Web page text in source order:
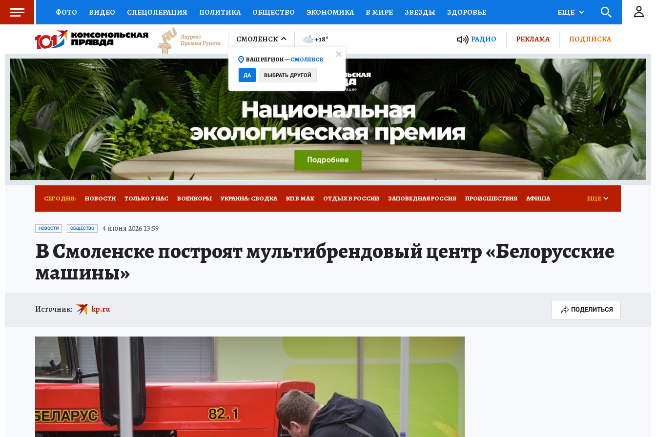
ФОТО ВИДЕО СПЕЦОПЕРАЦИЯ ПОЛИТИКА ОБЩЕСТВО ЭКОНОМИКА В МИРЕ ЗВЕЗДЫ ЗДОРОВЬЕ
СОЦПОДДЕРЖКА НАУКА СПОРТ КОЛУМНИСТЫ ПРОИСШЕСТВИЯ НАЦИОНАЛЬНЫЕ ПРОЕКТЫ РОССИИ
ВЫБОР ЭКСПЕРТОВ ДОКТОР ФИНАНСЫ ОТКРЫВАЕМ МИР Я ЗНАЮ СЕМЬЯ ЖЕНСКИЕ СЕКРЕТЫ ПУТЕВОДИТЕЛЬ
КНИЖНАЯ ПОЛКА ПРОГНОЗЫ НА СПОРТ ПРОМОКОДЫ СЕРИАЛЫ СПЕЦПРОЕКТЫ ДЕФИЦИТ ЖЕЛЕЗА ТУРИЗМ
ПРЕСС-ЦЕНТР НЕДВИЖИМОСТЬ ТЕЛЕВИЗОР КОЛЛЕКЦИИ КОНКУРСЫ РАБОТА У НАС ГИД ПОТРЕБИТЕЛЯ ВСЕ О КП
РАДИО КП РЕКЛАМА ТЕСТЫ НОВОЕ НА САЙТЕ
ЕЩЕ
СМОЛЕНСК
ВАШ РЕГИОН —СМОЛЕНСК
ДА ВЫБРАТЬ ДРУГОЙ
+18° РАДИО РЕКЛАМА ПОДПИСКА
СЕГОДНЯ: НОВОСТИ ТОЛЬКО У НАС ВОЕНКОРЫ УКРАИНА: СВОДКА КП В МАХ ОТДЫХ В РОССИИ ЗАПОВЕДНАЯ РОССИЯ ПРОИСШЕСТВИЯ АФИША
ИСПЫТАНО НА СЕБЕ
ЕЩЕ
НОВОСТИ ОБЩЕСТВО 4 июня 2026 13:59
В Смоленске построят мультибрендовый центр «Белорусские
машины»
Источник: kp.ru ПОДЕЛИТЬСЯ